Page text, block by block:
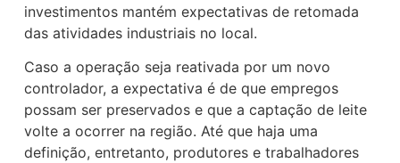
investimentos mantém expectativas de retomada
das atividades industriais no local.
Caso a operação seja reativada por um novo
controlador, a expectativa é de que empregos
possam ser preservados e que a captação de leite
volte a ocorrer na região. Até que haja uma
definição, entretanto, produtores e trabalhadores